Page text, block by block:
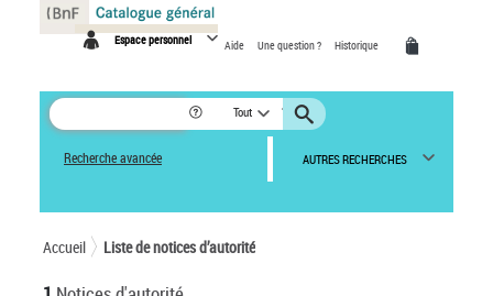
Espace personnel Aide Une question ? Historique
Tout
Recherche avancée AUTRES RECHERCHES
Accueil Liste de notices d’autorité
Panneau de gestion des cookies